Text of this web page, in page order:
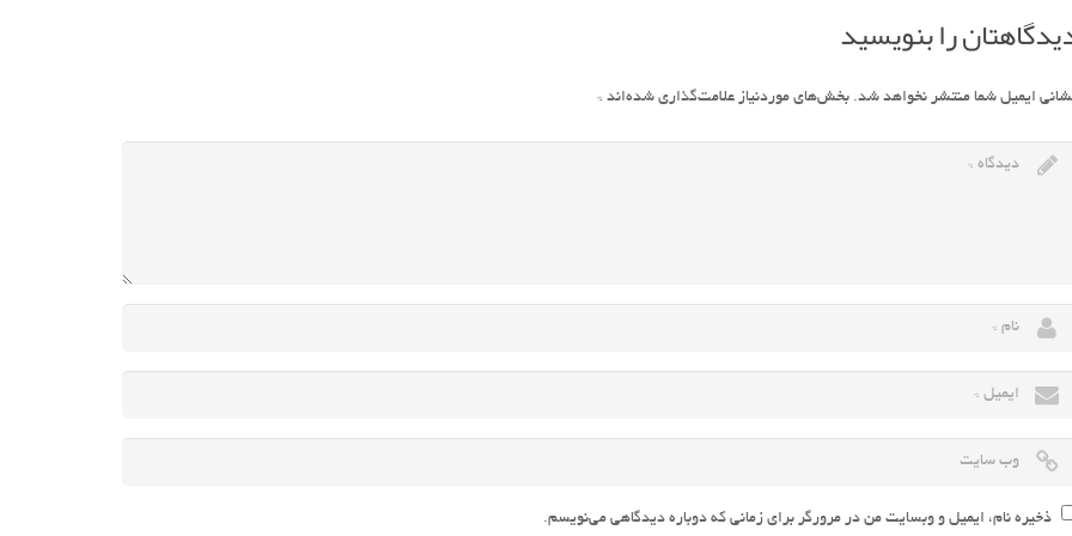
را بنویسید
ایمیل شما منتشر نخواهد شد. بخش‌های موردنیاز علامت‌گذاری شده‌اند *
ذخیره نام، ایمیل و وبسایت من در مرورگر برای زمانی که دوباره دیدگاهی می‌نویسم.